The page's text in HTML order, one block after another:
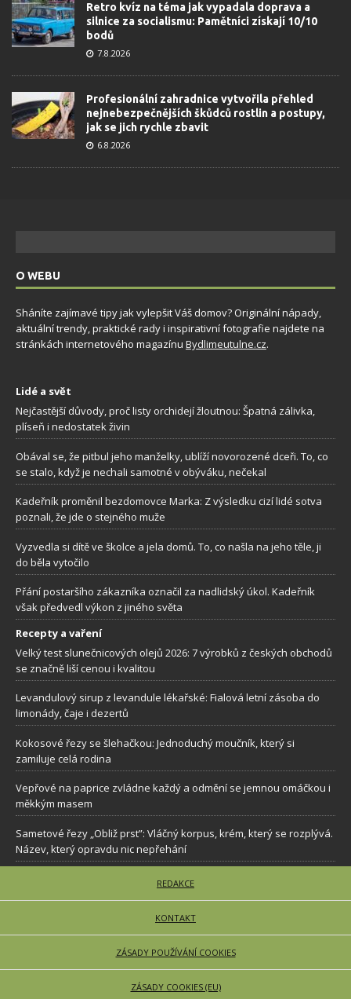
Retro kvíz na téma jak vypadala doprava a
silnice za socialismu: Pamětníci získají 10/10
bodů
7.8.2026
Profesionální zahradnice vytvořila přehled
nejnebezpečnějších škůdců rostlin a postupy,
jak se jich rychle zbavit
6.8.2026
O WEBU
Sháníte zajímavé tipy jak vylepšit Váš domov? Originální nápady,
aktuální trendy, praktické rady i inspirativní fotografie najdete na
stránkách internetového magazínu Bydlimeutulne.cz.
Lidé a svět
Nejčastější důvody, proč listy orchidejí žloutnou: Špatná zálivka,
plíseň i nedostatek živin
Obával se, že pitbul jeho manželky, ublíží novorozené dceři. To, co
se stalo, když je nechali samotné v obýváku, nečekal
Kadeřník proměnil bezdomovce Marka: Z výsledku cizí lidé sotva
poznali, že jde o stejného muže
Vyzvedla si dítě ve školce a jela domů. To, co našla na jeho těle, ji
do běla vytočilo
Přání postaršího zákazníka označil za nadlidský úkol. Kadeřník
však předvedl výkon z jiného světa
Recepty a vaření
Velký test slunečnicových olejů 2026: 7 výrobků z českých obchodů
se značně liší cenou i kvalitou
Levandulový sirup z levandule lékařské: Fialová letní zásoba do
limonády, čaje i dezertů
Kokosové řezy se šlehačkou: Jednoduchý moučník, který si
zamiluje celá rodina
Vepřové na paprice zvládne každý a odmění se jemnou omáčkou i
měkkým masem
Sametové řezy „Obliž prst”: Vláčný korpus, krém, který se rozplývá.
Název, který opravdu nic nepřehání
REDAKCE
KONTAKT
ZÁSADY POUŽÍVÁNÍ COOKIES
ZÁSADY COOKIES (EU)